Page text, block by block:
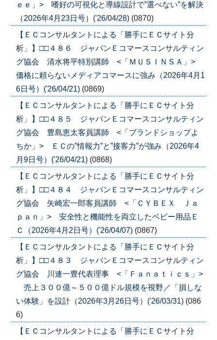
ｅｅ」> 嗜好の可視化と導線設計で”選べない”を解決
（2026年4月23日号）('26/04/28) (0870)
【ＥＣコンサルタントによる「勝手にＥＣサイト分
析」】□□４８６ ジャパンＥコマースコンサルティン
グ協会 清水将平特別講師 <「ＭＵＳＩＮＳＡ」>
価格に頼らないメディアコマースに強み（2026年4月1
6日号）('26/04/21) (0869)
【ＥＣコンサルタントによる「勝手にＥＣサイト分
析」】□□４８５ ジャパンＥコマースコンサルティン
グ協会 豊島恵太客員講師 <「ブランドショップよ
ちか」> ＥＣの”情報力”と”接客力”が強み（2026年4
月9日号）('26/04/21) (0868)
【ＥＣコンサルタントによる「勝手にＥＣサイト分
析」】□□４８４ ジャパンＥコマースコンサルティン
グ協会 矢崎宏一郎客員講師 <「ＣＹＢＥＸ Ｊａ
ｐａｎ」> 安全性と機能性を両立したベビー用品Ｅ
Ｃ（2026年4月2日号）('26/04/07) (0867)
【ＥＣコンサルタントによる「勝手にＥＣサイト分
析」】□□４８３ ジャパンＥコマースコンサルティン
グ協会 川連一豊代表理事 <「Ｆａｎａｔｉｃｓ」>
売上３００億～５００億ドル規模を視野／「損しな
い体験」を設計（2026年3月26日号）('26/03/31) (086
6)
【ＥＣコンサルタントによる「勝手にＥＣサイト分